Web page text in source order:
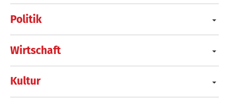
Politik
Wirtschaft
Kultur